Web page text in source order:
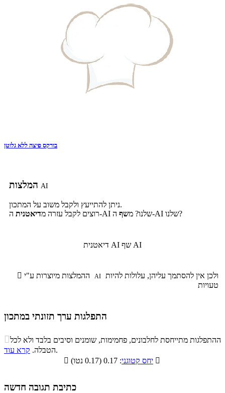
בורקס פיצה ללא גלוטן
AI
ניתן להתייעץ ולקבל משוב על המתכון.
רוצים לקבל עזרה מדיאטנית ה-AI שלנו? משף ה-AI שלנו?
דיאטנית AI שף AI
 AI
טעויות
התפלגות ערך תזונתי במתכון
התפלגות ערך תזונתי במתכון
סיבים
תזונתיים
שומנים חלבונים
1.2% 83.2%
ההתפלגות מתייחסת לחלבונים, פחמימות, שומנים וסיבים בלבד ולא לכל
הטבלה. קרא עוד
.

יחס קטוגני 
כתיבת תגובה חדשה